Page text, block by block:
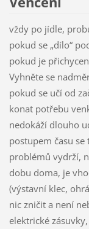
vždy po jídle,
pokud se „dílo“
pokud je
Vyhněte se
pokud se učí od
konat potřebu
nedokáží dlouho
postupem času
problémů vydrží,
dobu doma, je
(výstavní klec,
nic zničit a není
elektrické